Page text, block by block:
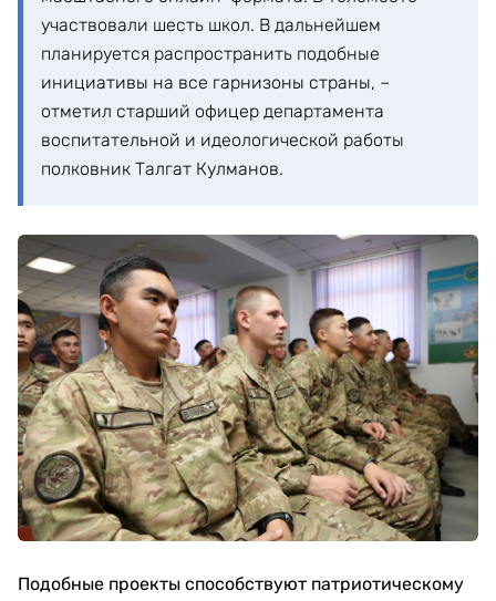
участвовали шесть школ. В дальнейшем
планируется распространить подобные
инициативы на все гарнизоны страны, –
отметил старший офицер департамента
воспитательной и идеологической работы
полковник Талгат Кулманов.
Подобные проекты способствуют патриотическому